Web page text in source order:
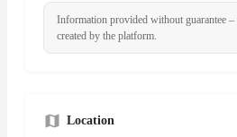
Information provided without guarantee
created by the platform.
Location